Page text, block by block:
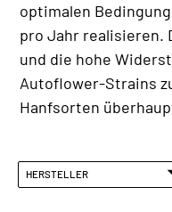
optimalen
pro Jahr realisieren.
und die hohe
Autoflower-Strains
Hanfsorten
HERSTELLER